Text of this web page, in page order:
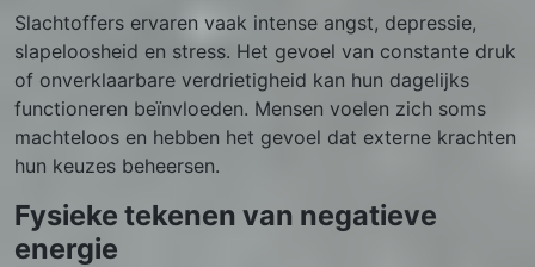
Slachtoffers ervaren vaak intense angst, depressie,
slapeloosheid en stress. Het gevoel van constante druk
of onverklaarbare verdrietigheid kan hun dagelijks
functioneren beïnvloeden. Mensen voelen zich soms
machteloos en hebben het gevoel dat externe krachten
hun keuzes beheersen.
Fysieke tekenen van negatieve
energie